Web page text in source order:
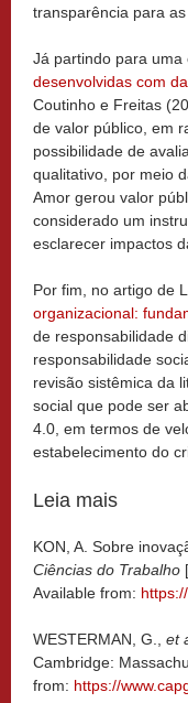
transparência para
Já partindo para
desenvolvidas com
Coutinho e Freitas
de valor público, em
possibilidade de
qualitativo, por meio
Amor gerou valor
considerado um
esclarecer impactos
Por fim, no artigo de
organizacional:
de responsabilidade
responsabilidade
revisão sistêmica da
social que pode ser
4.0, em termos de
estabelecimento do
Leia mais
KON, A. Sobre
Ciências do Trabalho
Available from:
WESTERMAN, G., et
Cambridge:
from: https://